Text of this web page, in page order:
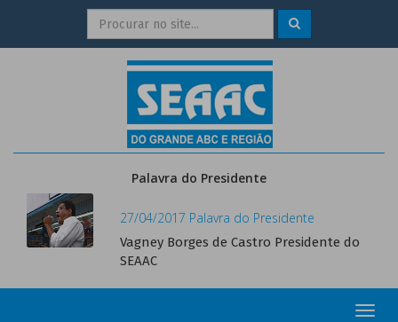
Palavra do Presidente
27/04/2017 Palavra do Presidente
Vagney Borges de Castro Presidente do
SEAAC